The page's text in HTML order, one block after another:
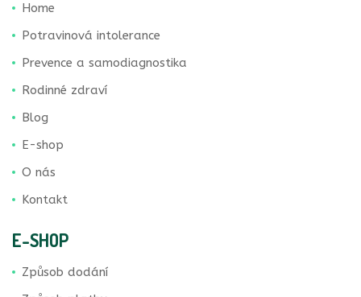
Home
Potravinová intolerance
Prevence a samodiagnostika
Rodinné zdraví
Blog
E-shop
O nás
Kontakt
E-SHOP
Způsob dodání